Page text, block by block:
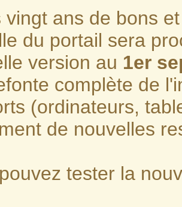
vingt ans de bons
du portail sera
version au 1er
complète de
(ordinateurs,
de nouvelles
tester la